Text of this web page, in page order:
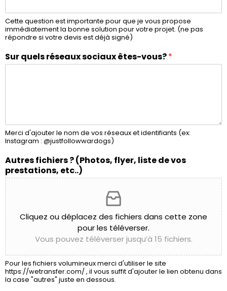
Cette question est importante pour que je vous propose
immédiatement la bonne solution pour votre projet. (ne pas
répondre si votre devis est déjà signé)
Sur quels réseaux sociaux êtes-vous?*
Merci d'ajouter le nom de vos réseaux et identifiants (ex:
Instagram : @justfollowwardogs)
Autres fichiers ? (Photos, flyer, liste de vos
prestations, etc..)
Cliquez ou déplacez des fichiers dans cette zone
pour les téléverser.
Vous pouvez téléverser jusqu’à 15 fichiers.
Pour les fichiers volumineux merci d'utiliser le site
https://wetransfer.com/ , il vous suffit d'ajouter le lien obtenu dans
la case "autres" juste en dessous.